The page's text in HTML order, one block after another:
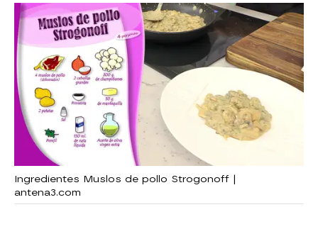
Ingredientes Muslos de pollo Strogonoff |
antena3.com